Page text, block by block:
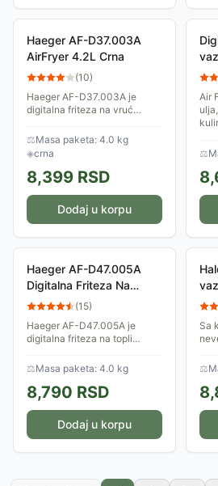
Haeger AF-D37.003A
AirFryer 4.2L Crna
(10)
Haeger AF-D37.003A je
digitalna friteza na vruć
Kapaciteta je 4.2 litra, a
pogodna je za pripremu hrane
uz malo ili nimalo ulja....
⚖Masa paketa: 4.0 kg
◈crna
8,399 RSD
Dodaj u korpu
Air
⚖
Haeger AF-D47.005A
Digitalna Friteza Na
Topao Vazduh
(15)
Haeger AF-D47.005A je
digitalna friteza na topli
Omogućava zdraviju pripremu
hrane, smanjujući upotrebu
ulja. Poseduje...
⚖Masa paketa: 4.0 kg
8,790 RSD
Dodaj u korpu
Sa
⚖